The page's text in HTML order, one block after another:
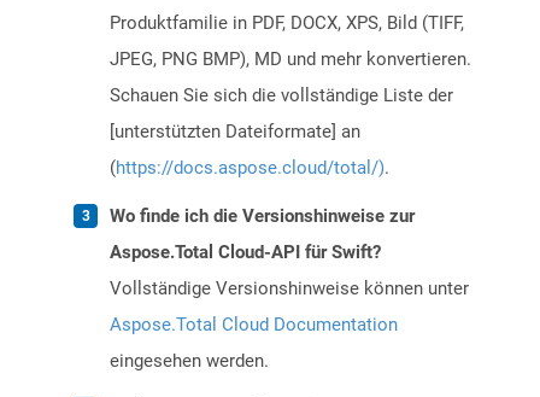
Produktfamilie in PDF, DOCX, XPS, Bild (TIFF,
JPEG, PNG BMP), MD und mehr konvertieren.
Schauen Sie sich die vollständige Liste der
[unterstützten Dateiformate] an
(https://docs.aspose.cloud/total/).
Wo finde ich die Versionshinweise zur
Aspose.Total Cloud-API für Swift?
Vollständige Versionshinweise können unter
Aspose.Total Cloud Documentation
eingesehen werden.